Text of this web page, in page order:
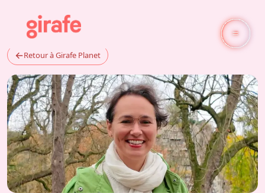
←Retour à Girafe Planet